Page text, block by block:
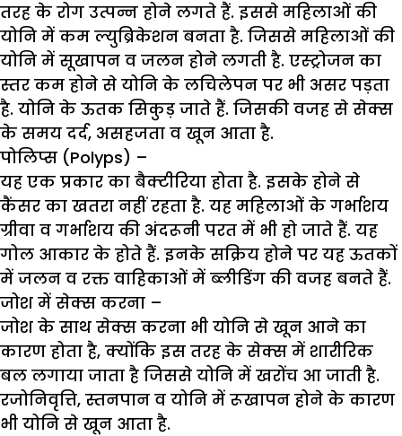
तरह के रोग उत्पन्न होने लगते हैं. इससे महिलाओं की
योनि में कम ल्युब्रिकेशन बनता है. जिससे महिलाओं की
योनि में सूखापन व जलन होने लगती है. एस्ट्रोजन का
स्तर कम होने से योनि के लचिलेपन पर भी असर पड़ता
है. योनि के ऊतक सिकुड़ जाते हैं. जिसकी वजह से सेक्स
के समय दर्द, असहजता व खून आता है.
पोलिप्स (Polyps) –
यह एक प्रकार का बैक्टीरिया होता है. इसके होने से
कैंसर का खतरा नहीं रहता है. यह महिलाओं के गर्भाशय
ग्रीवा व गर्भाशय की अंदरूनी परत में भी हो जाते हैं. यह
गोल आकार के होते हैं. इनके सक्रिय होने पर यह ऊतकों
में जलन व रक्त वाहिकाओं में ब्लीडिंग की वजह बनते हैं.
जोश में सेक्स करना –
जोश के साथ सेक्स करना भी योनि से खून आने का
कारण होता है, क्योंकि इस तरह के सेक्स में शारीरिक
बल लगाया जाता है जिससे योनि में खरोंच आ जाती है.
रजोनिवृत्ति, स्तनपान व योनि में रूखापन होने के कारण
भी योनि से खून आता है.